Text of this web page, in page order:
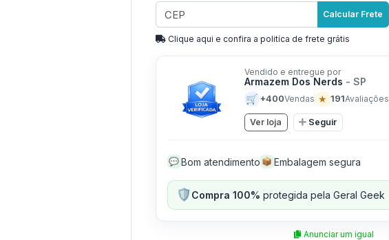
Calcular Frete
Clique aqui e confira a politíca de frete grátis
Vendido e entregue por
Armazem Dos Nerds - SP
🛒 +400Vendas ★ 191Avaliações
Ver loja Seguir
💬 Bom atendimento 📦 Embalagem segura
🛡️Compra 100% protegida pela Geral Geek
Anunciar um igual